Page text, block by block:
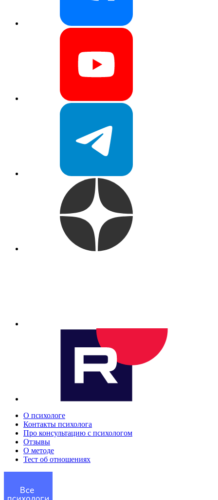
О психологе
Контакты психолога
Про консультацию с психологом
Отзывы
О методе
Тест об отношениях